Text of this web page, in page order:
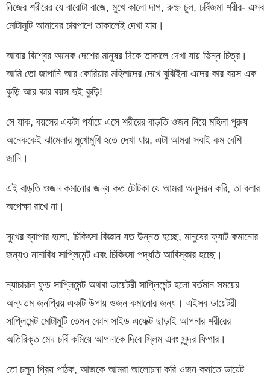
নিজের শরীরের যে বারোটা বাজে, মুখে কালো দাগ, রুক্ষ্ণ চুল, চর্বিজমা শরীর- এসব
মোটামুটি আমাদের চারপাশে তাকালেই দেখা যায়।
আবার বিশ্বের অনেক দেশের মানুষর দিকে তাকালে দেখা যায় ভিন্ন চিত্র।
আমি তো জাপানি আর কোরিয়ার মহিলাদের দেখে বুঝিইনা এদের কার বয়স এক
কুড়ি আর কার বয়স দুই কুড়ি!
সে যাক, বয়সের একটা পর্যায়ে এসে শরীরের বাড়তি ওজন নিয়ে মহিলা পুরুষ
অনেককেই ঝামেলার মুখোমুখি হতে দেখা যায়, এটা আমরা সবাই কম বেশি
জানি।
এই বাড়তি ওজন কমানোর জন্য কত টোটকা যে আমরা অনুসরন করি, তা বলার
অপেক্ষা রাখে না।
সুখের ব্যাপার হলো, চিকিৎসা বিজ্ঞান যত উন্নত হচ্ছে, মানুষের ফ্যাট কমানোর
জন্যও নানাবিধ সাপ্লিমেন্ট এবং চিকিৎসা পদ্ধতি আবিস্কার হচ্ছে।
ন্যাচারাল ফুড সাপ্লিমেন্ট অথবা ডায়েটরী সাপ্লিমেন্ট হলো বর্তমান সময়ের
অন্যতম জনপ্রিয় একটি উপায় ওজন কমানোর জন্য। এইসব ডায়েটরী
সাপ্লিমেন্ট মোটামুটি তেমন কোন সাইড এফেক্ট ছাড়াই আপনার শরীরের
অতিরিক্ত মেদ চর্বি কমিয়ে আপনাকে দিবে স্লিম এবং সুন্দর ফিগার।
তো চলুন প্রিয় পাঠক, আজকে আমরা আলোচনা করি ওজন কমাতে ডায়েট